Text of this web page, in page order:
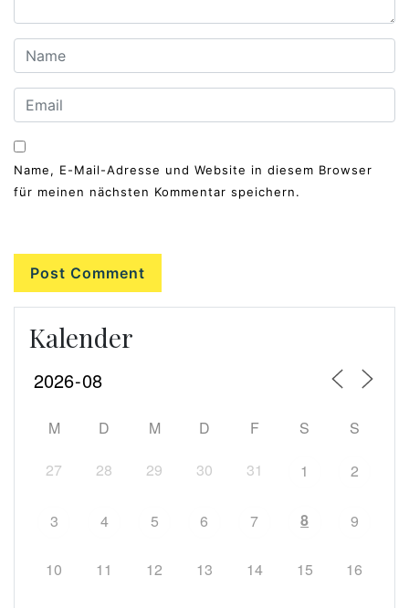
Name, E-Mail-Adresse und Website in diesem Browser
für meinen nächsten Kommentar speichern.
Kalender
M D M D F S
S
27
28 29 30 31 1 2
3 4 5 6 7 8 9
10 11 12 13 14 15 16